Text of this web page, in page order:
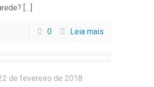
[…]
0 Leia mais
de fevereiro de 2018